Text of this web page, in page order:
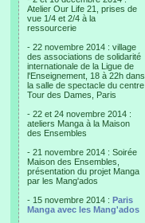
Atelier Our Life 21, prises de
vue 1/4 et 2/4 à la
ressourcerie
- 22 novembre 2014 : village
des associations de solidarité
internationale de la Ligue de
l'Enseignement, 18 à 22h dans
la salle de spectacle du centre
Tour des Dames, Paris
- 22 et 24 novembre 2014 :
ateliers Manga à la Maison
des Ensembles
- 21 novembre 2014 : Soirée
Maison des Ensembles,
présentation du projet Manga
par les Mang'ados
- 15 novembre 2014 : Paris
Manga avec les Mang'ados